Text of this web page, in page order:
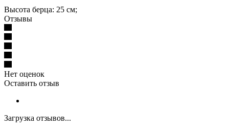
Высота берца: 25 см;
Отзывы
Нет оценок
Оставить отзыв
Загрузка отзывов...